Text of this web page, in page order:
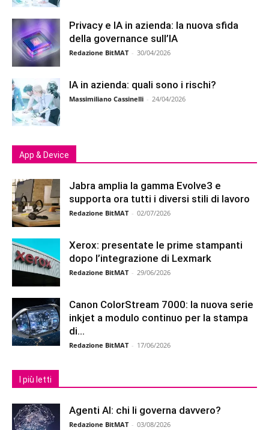
Privacy e IA in azienda: la nuova sfida
della governance sull’IA
Redazione BitMAT - 30/04/2026
IA in azienda: quali sono i rischi?
Massimiliano Cassinelli - 24/04/2026
App & Device
Jabra amplia la gamma Evolve3 e
supporta ora tutti i diversi stili di lavoro
Redazione BitMAT - 02/07/2026
Xerox: presentate le prime stampanti
dopo l’integrazione di Lexmark
Redazione BitMAT - 29/06/2026
Canon ColorStream 7000: la nuova serie
inkjet a modulo continuo per la stampa
di...
Redazione BitMAT - 17/06/2026
I più letti
Agenti AI: chi li governa davvero?
Redazione BitMAT - 03/08/2026